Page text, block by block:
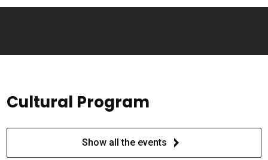
Cultural Program
Show all the events